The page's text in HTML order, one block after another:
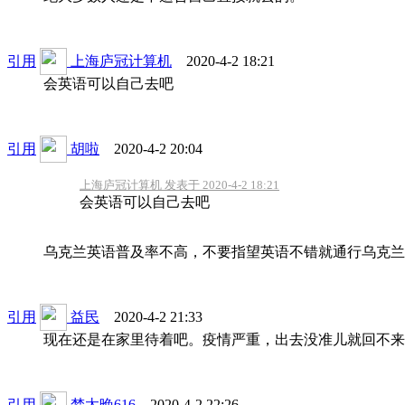
引用 上海庐冠计算机
2020-4-2 18:21
会英语可以自己去吧
引用 胡啦 2020-4-2 20:04
上海庐冠计算机 发表于 2020-4-2 18:21
会英语可以自己去吧
乌克兰英语普及率不高，不要指望英语不错就通行乌克兰
引用 益民
2020-4-2 21:33
现在还是在家里待着吧。疫情严重，出去没准儿就回不来